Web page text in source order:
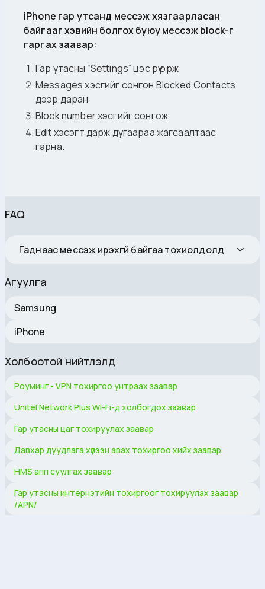
iPhone гар утсанд мессэж хязгаарласан
байгааг хэвийн болгох буюу мессэж block-г
гаргах заавар:
Гар утасны “Settings” цэс рүү орж
Messages хэсгийг сонгон Blocked Contacts
дээр даран
Block number хэсгийг сонгож
Edit хэсэгт дарж дугаараа жагсаалтаас
гарна.
FAQ
Гаднаас мессэж ирэхгүй байгаа тохиолдолд
Агуулга
Samsung
iPhone
Холбоотой нийтлэлүүд
Роуминг - VPN тохиргоо унтраах заавар
Unitel Network Plus Wi-Fi-д холбогдох заавар
Гар утасны цаг тохируулах заавар
Давхар дуудлага хүлээн авах тохиргоо хийх заавар
HMS апп суулгах заавар
Гар утасны интернэтийн тохиргоог тохируулах заавар
/APN/